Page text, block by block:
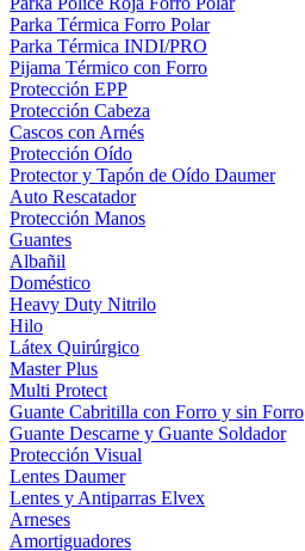
Parka Térmica Forro Polar
Parka Térmica INDI/PRO
Pijama Térmico con Forro
Protección EPP
Protección Cabeza
Cascos con Arnés
Protección Oído
Protector y Tapón de Oído Daumer
Auto Rescatador
Protección Manos
Guantes
Albañil
Doméstico
Heavy Duty Nitrilo
Hilo
Látex Quirúrgico
Master Plus
Multi Protect
Guante Cabritilla con Forro y sin Forro
Guante Descarne y Guante Soldador
Protección Visual
Lentes Daumer
Lentes y Antiparras Elvex
Arneses
Amortiguadores